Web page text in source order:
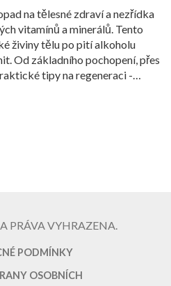
na tělesné zdraví a nezřídka
vitamínů a minerálů. Tento
živiny tělu po pití alkoholu
Od základního pochopení, přes
tipy na regeneraci -
na obnovu tělesných rezerv
PRÁVA VYHRAZENA.
PODMÍNKY
OSOBNÍCH